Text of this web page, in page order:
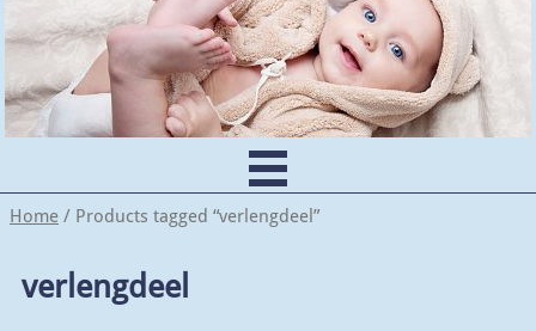
Home / Products tagged “verlengdeel”
verlengdeel